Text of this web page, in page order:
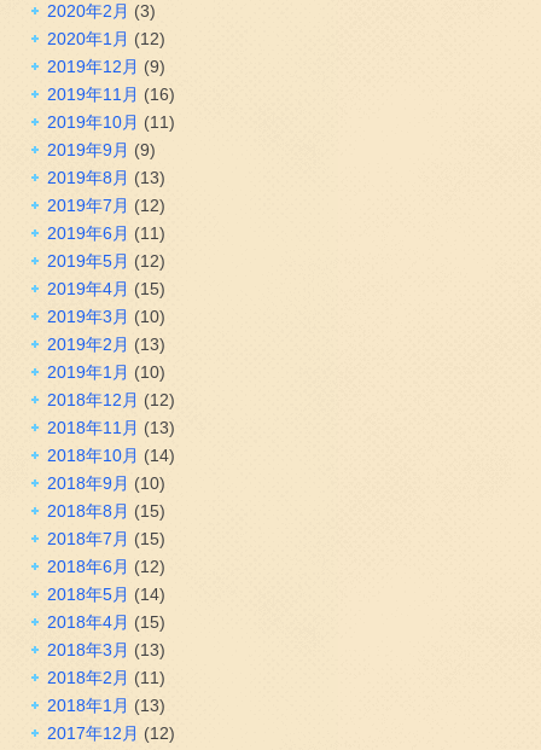
2020年2月 (3)
2020年1月 (12)
2019年12月 (9)
2019年11月 (16)
2019年10月 (11)
2019年9月 (9)
2019年8月 (13)
2019年7月 (12)
2019年6月 (11)
2019年5月 (12)
2019年4月 (15)
2019年3月 (10)
2019年2月 (13)
2019年1月 (10)
2018年12月 (12)
2018年11月 (13)
2018年10月 (14)
2018年9月 (10)
2018年8月 (15)
2018年7月 (15)
2018年6月 (12)
2018年5月 (14)
2018年4月 (15)
2018年3月 (13)
2018年2月 (11)
2018年1月 (13)
2017年12月 (12)